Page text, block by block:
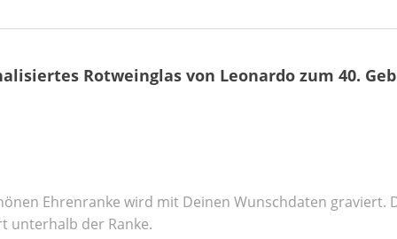
Rotweinglas von Leonardo zum 40.
Ehrenranke wird mit Deinen Wunschdaten graviert.
unterhalb der Ranke.